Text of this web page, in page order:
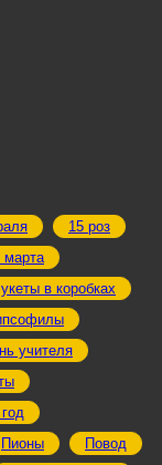
15 роз
марта
в коробках
учителя
Пионы
Повод